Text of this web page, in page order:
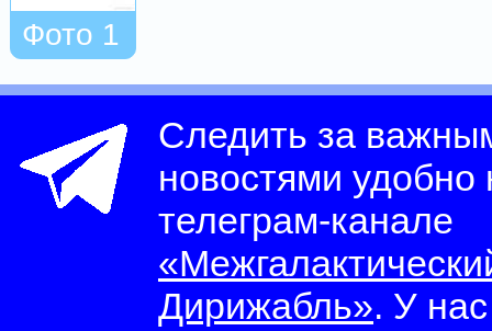
Фото 1
Следить за
новостями
телеграм-канале
Дирижабль». У